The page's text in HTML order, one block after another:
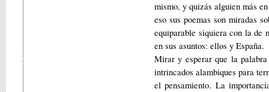
mismo, y quizás alguien más
eso sus poemas son miradas
equiparable siquiera con la de
en sus asuntos: ellos y España.
Mirar y esperar que la
intrincados alambiques para
el pensamiento. La